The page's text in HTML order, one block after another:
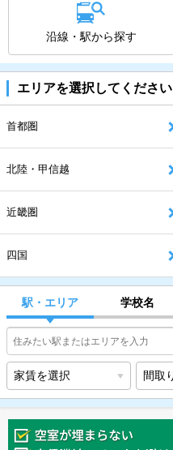
沿線・駅から探す
エリアを選択してください
首都圏
北陸・甲信越
近畿圏
四国
駅・エリア 学校名